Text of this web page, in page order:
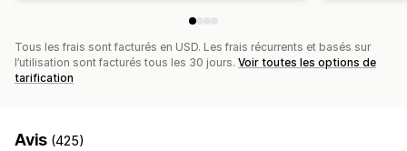
Tous les frais sont facturés en USD. Les frais récurrents et basés sur
l’utilisation sont facturés tous les 30 jours. Voir toutes les options de
tarification
Avis (425)